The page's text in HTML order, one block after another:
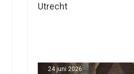
Utrecht
24 juni 2026